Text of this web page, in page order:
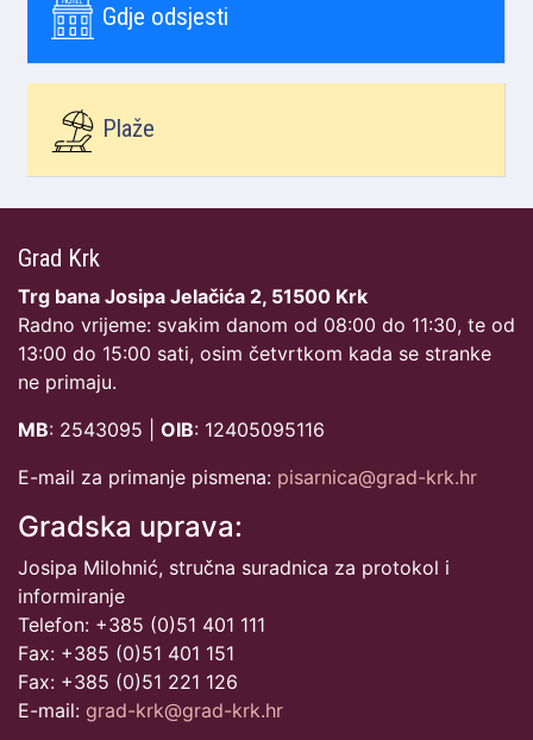
Gdje odsjesti
Plaže
Grad Krk
Trg bana Josipa Jelačića 2, 51500 Krk
Radno vrijeme: svakim danom od 08:00 do 11:30, te od
13:00 do 15:00 sati, osim četvrtkom kada se stranke
ne primaju.
MB: 2543095 | OIB: 12405095116
E-mail za primanje pismena: pisarnica@grad-krk.hr
Gradska uprava:
Josipa Milohnić, stručna suradnica za protokol i
informiranje
Telefon: +385 (0)51 401 111
Fax: +385 (0)51 401 151
Fax: +385 (0)51 221 126
E-mail: grad-krk@grad-krk.hr